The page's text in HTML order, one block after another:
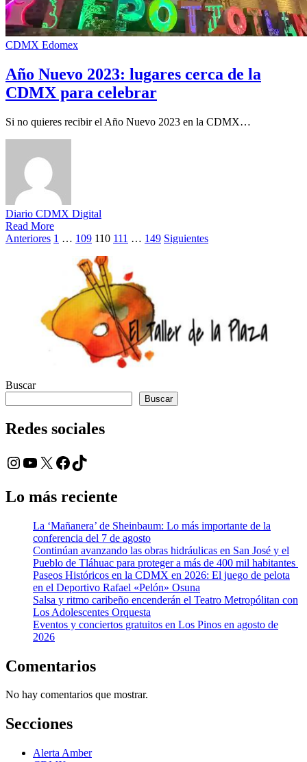
CDMX Edomex
Año Nuevo 2023: lugares cerca de la
CDMX para celebrar
Si no quieres recibir el Año Nuevo 2023 en la CDMX…
Diario CDMX Digital
Read More
Paginación
Anteriores 1 … 109 110 111 … 149 Siguientes
Buscar
Buscar
Redes sociales
Instagram
YouTube
X Facebook
TikTok
Lo más reciente
La ‘Mañanera’ de Sheinbaum: Lo más importante de la
conferencia del 7 de agosto
Continúan avanzando las obras hidráulicas en San José y el
Pueblo de Tláhuac para proteger a más de 400 mil habitantes
Paseos Históricos en la CDMX en 2026: El juego de pelota
en el Deportivo Rafael «Pelón» Osuna
Salsa y ritmo caribeño encenderán el Teatro Metropólitan con
Los Adolescentes Orquesta
Eventos y conciertos gratuitos en Los Pinos en agosto de
2026
Comentarios
No hay comentarios que mostrar.
Secciones
Alerta Amber